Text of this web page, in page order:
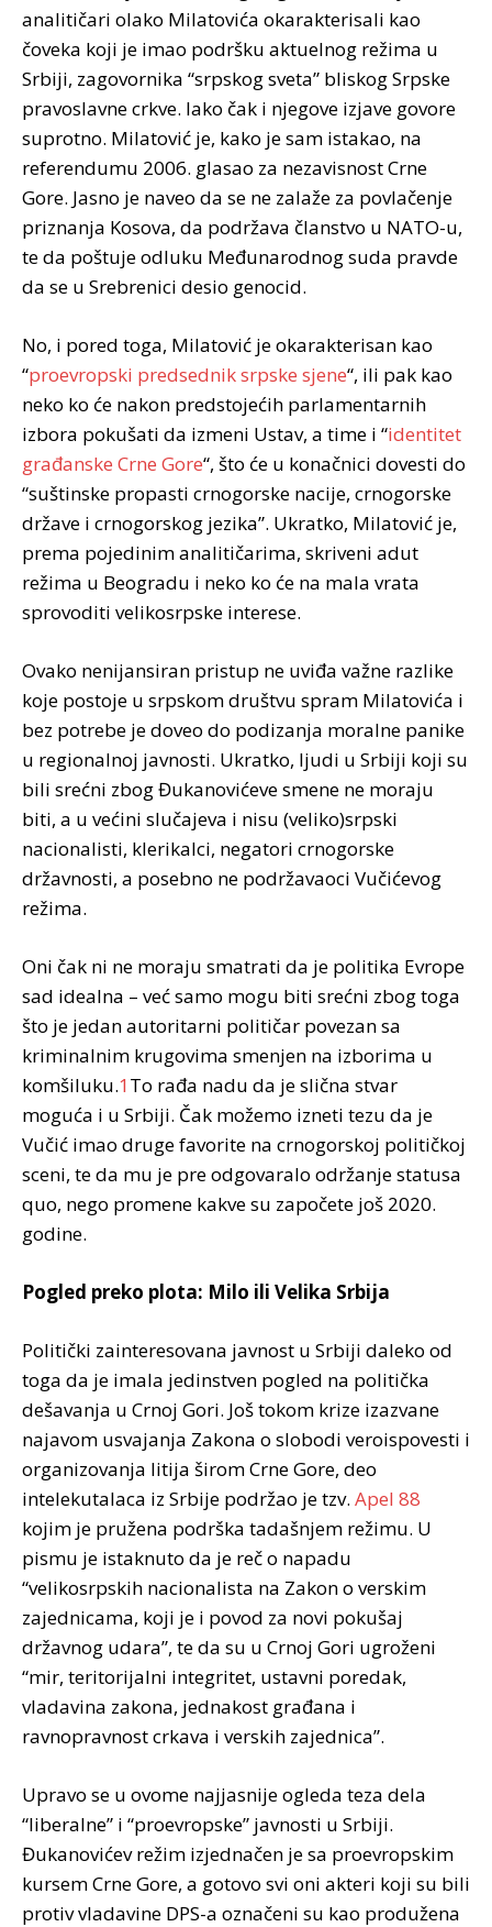
analitičari olako Milatovića okarakterisali kao
čoveka koji je imao podršku aktuelnog režima u
Srbiji, zagovornika “srpskog sveta” bliskog Srpske
pravoslavne crkve. Iako čak i njegove izjave govore
suprotno. Milatović je, kako je sam istakao, na
referendumu 2006. glasao za nezavisnost Crne
Gore. Jasno je naveo da se ne zalaže za povlačenje
priznanja Kosova, da podržava članstvo u NATO-u,
te da poštuje odluku Međunarodnog suda pravde
da se u Srebrenici desio genocid.
No, i pored toga, Milatović je okarakterisan kao
“proevropski predsednik srpske sjene“, ili pak kao
neko ko će nakon predstojećih parlamentarnih
izbora pokušati da izmeni Ustav, a time i “identitet
građanske Crne Gore“, što će u konačnici dovesti do
“suštinske propasti crnogorske nacije, crnogorske
države i crnogorskog jezika”. Ukratko, Milatović je,
prema pojedinim analitičarima, skriveni adut
režima u Beogradu i neko ko će na mala vrata
sprovoditi velikosrpske interese.
Ovako nenijansiran pristup ne uviđa važne razlike
koje postoje u srpskom društvu spram Milatovića i
bez potrebe je doveo do podizanja moralne panike
u regionalnoj javnosti. Ukratko, ljudi u Srbiji koji su
bili srećni zbog Đukanovićeve smene ne moraju
biti, a u većini slučajeva i nisu (veliko)srpski
nacionalisti, klerikalci, negatori crnogorske
državnosti, a posebno ne podržavaoci Vučićevog
režima.
Oni čak ni ne moraju smatrati da je politika Evrope
sad idealna – već samo mogu biti srećni zbog toga
što je jedan autoritarni političar povezan sa
kriminalnim krugovima smenjen na izborima u
komšiluku.1To rađa nadu da je slična stvar
moguća i u Srbiji. Čak možemo izneti tezu da je
Vučić imao druge favorite na crnogorskoj političkoj
sceni, te da mu je pre odgovaralo održanje statusa
quo, nego promene kakve su započete još 2020.
godine.
Pogled preko plota: Milo ili Velika Srbija
Politički zainteresovana javnost u Srbiji daleko od
toga da je imala jedinstven pogled na politička
dešavanja u Crnoj Gori. Još tokom krize izazvane
najavom usvajanja Zakona o slobodi veroispovesti i
organizovanja litija širom Crne Gore, deo
intelekutalaca iz Srbije podržao je tzv. Apel 88
kojim je pružena podrška tadašnjem režimu. U
pismu je istaknuto da je reč o napadu
“velikosrpskih nacionalista na Zakon o verskim
zajednicama, koji je i povod za novi pokušaj
državnog udara”, te da su u Crnoj Gori ugroženi
“mir, teritorijalni integritet, ustavni poredak,
vladavina zakona, jednakost građana i
ravnopravnost crkava i verskih zajednica”.
Upravo se u ovome najjasnije ogleda teza dela
“liberalne” i “proevropske” javnosti u Srbiji.
Đukanovićev režim izjednačen je sa proevropskim
kursem Crne Gore, a gotovo svi oni akteri koji su bili
protiv vladavine DPS-a označeni su kao produžena